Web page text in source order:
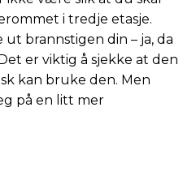
i tredje etasje.
brannstigen din – ja, da
er viktig å sjekke at den
kan bruke den. Men
på en litt mer